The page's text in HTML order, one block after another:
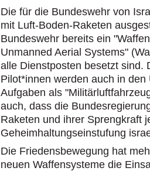
Die für die Bundeswehr von
mit Luft-Boden-Raketen
Bundeswehr bereits ein
Unmanned Aerial Systems"
alle Dienstposten besetzt sind.
Pilot*innen werden auch in
Aufgaben als
auch, dass die
Raketen und ihrer Sprengkraft
Geheimhaltungseinstufung
Die Friedensbewegung hat
neuen Waffensysteme die